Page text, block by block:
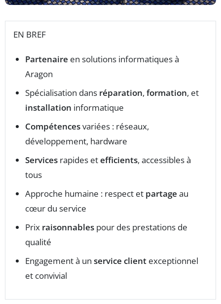
EN BREF
Partenaire en solutions informatiques à
Aragon
Spécialisation dans réparation, formation, et
installation informatique
Compétencesvariées : réseaux,
développement, hardware
Services rapides etefficients, accessibles à
tous
Approche humaine : respect et partage au
cœur du service
Prix raisonnables pour des prestations de
qualité
Engagement à un service client exceptionnel
et convivial